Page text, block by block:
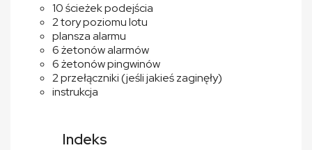
10 ścieżek podejścia
2 tory poziomu lotu
plansza alarmu
6 żetonów alarmów
6 żetonów pingwinów
2 przełączniki (jeśli jakieś zaginęły)
instrukcja
Indeks